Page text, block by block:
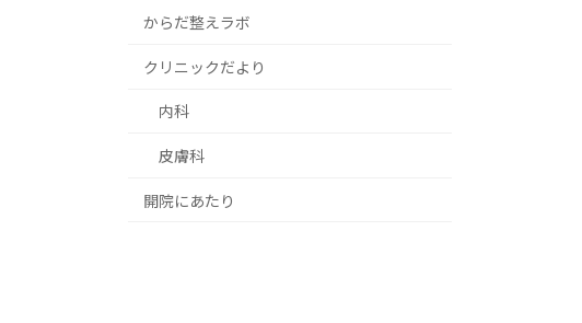
からだ整えラボ
クリニックだより
内科
皮膚科
開院にあたり